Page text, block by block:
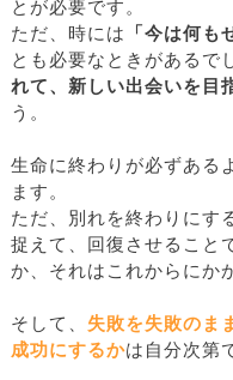
とが必要です。
ただ、時には
「今は何も
とも必要なときがあるで
れて、新しい出会いを目
う。
生命に終わりが必ずある
ます。
ただ、別れを終わりにす
捉えて、回復させること
か、それはこれからにか
そして、 失敗を失敗のま
成功にするかは自分次第